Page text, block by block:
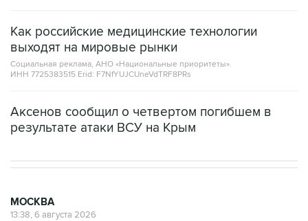
Как российские медицинские технологии
выходят на мировые рынки
Социальная реклама, АНО «Национальные приоритеты».
ИНН 7725383515 Erid: F7NfYUJCUneVdTRF8PRs
Аксенов сообщил о четвертом погибшем в
результате атаки ВСУ на Крым
МОСКВА
13:38, 6 августа 2026